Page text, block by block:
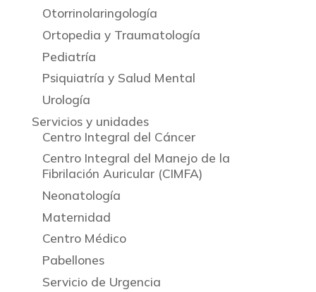
Otorrinolaringología
Ortopedia y Traumatología
Pediatría
Psiquiatría y Salud Mental
Urología
Servicios y unidades
Centro Integral del Cáncer
Centro Integral del Manejo de la
Fibrilación Auricular (CIMFA)
Neonatología
Maternidad
Centro Médico
Pabellones
Servicio de Urgencia